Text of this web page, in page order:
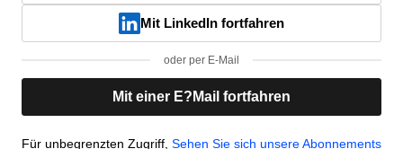
Mit LinkedIn fortfahren
oder per E-Mail
Mit einer E?Mail fortfahren
Für unbegrenzten Zugriff, Sehen Sie sich unsere Abonnements